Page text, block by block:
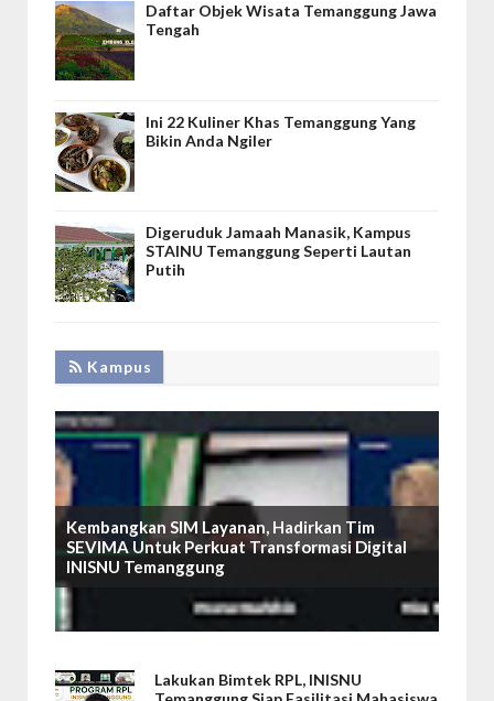
Daftar Objek Wisata Temanggung Jawa
Tengah
Ini 22 Kuliner Khas Temanggung Yang
Bikin Anda Ngiler
Digeruduk Jamaah Manasik, Kampus
STAINU Temanggung Seperti Lautan
Putih
Kampus
Kembangkan SIM Layanan, Hadirkan Tim
SEVIMA Untuk Perkuat Transformasi Digital
INISNU Temanggung
Lakukan Bimtek RPL, INISNU